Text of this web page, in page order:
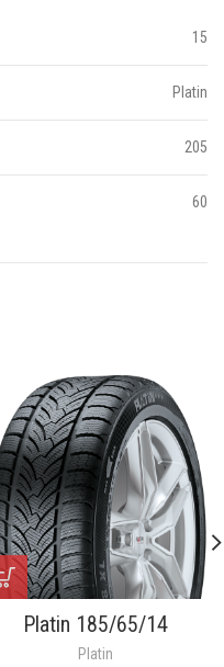
15
Platin
205
60
Platin 185/65/14
Platin